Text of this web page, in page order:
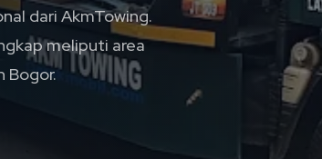
dari AkmTowing.
meliputi area
Bogor.